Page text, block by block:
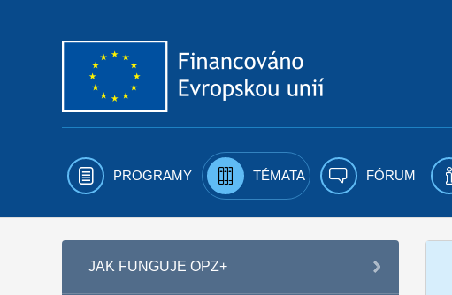
PROGRAMY TÉMATA FÓRUM
JAK FUNGUJE OPZ+